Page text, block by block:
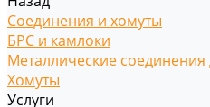
Соединения и хомуты
БРС и камлоки
Металлические
Хомуты
Услуги